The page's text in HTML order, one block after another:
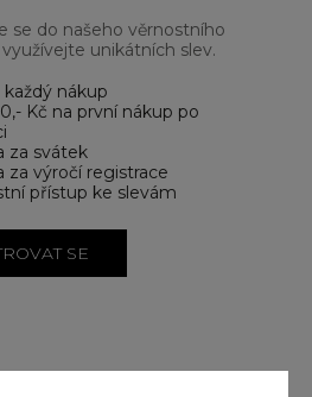
se do našeho věrnostního
unikátních slev.
každý nákup
Kč na první nákup po
za svátek
za výročí registrace
přístup ke slevám
SE